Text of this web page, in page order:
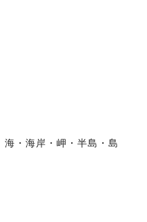
海・海岸・岬・半島・島